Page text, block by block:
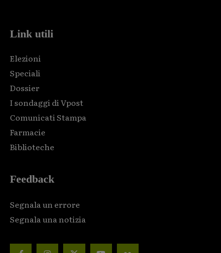
Link utili
Elezioni
Speciali
Dossier
I sondaggi di Vpost
Comunicati Stampa
Farmacie
Biblioteche
Feedback
Segnala un errore
Segnala una notizia